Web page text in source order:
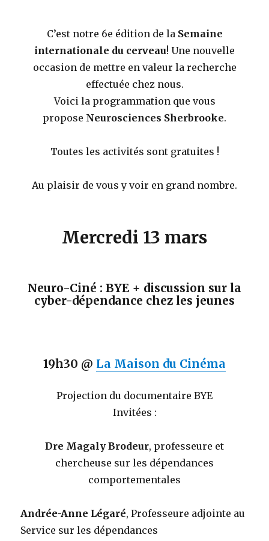
C’est notre 6e édition de la Semaine
internationale du cerveau! Une nouvelle
occasion de mettre en valeur la recherche
effectuée chez nous.
Voici la programmation que vous
propose Neurosciences Sherbrooke.
Toutes les activités sont gratuites !
Au plaisir de vous y voir en grand nombre.
Mercredi 13 mars
Neuro-Ciné : BYE + discussion sur la
cyber-dépendance chez les jeunes
19h30 @ La Maison du Cinéma
Projection du documentaire BYE
Invitées :
Dre Magaly Brodeur, professeure et
chercheuse sur les dépendances
comportementales
Andrée-Anne Légaré, Professeure adjointe au
Service sur les dépendances